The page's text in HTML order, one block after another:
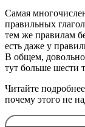
Самая
правильных
тем же правилам
есть даже у
В общем,
тут больше шести
Читайте подробнее
почему этого не